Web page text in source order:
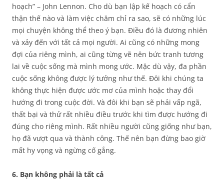
hoạch” – John Lennon. Cho dù bạn lập kế hoạch có cẩn
thận thế nào và làm việc chăm chỉ ra sao, sẽ có những lúc
mọi chuyện không thể theo ý bạn. Điều đó là đương nhiên
và xảy đến với tất cả mọi người. Ai cũng có những mong
đợi của riêng mình, ai cũng từng vẽ nên bức tranh tương
lai về cuộc sống mà mình mong ước. Mặc dù vậy, đa phần
cuộc sống không được lý tưởng như thế. Đôi khi chúng ta
không thực hiện được ước mơ của mình hoặc thay đổi
hướng đi trong cuộc đời. Và đôi khi bạn sẽ phải vấp ngã,
thất bại và thử rất nhiều điều trước khi tìm được hướng đi
đúng cho riêng mình. Rất nhiều người cũng giống như bạn,
họ đã vượt qua và thành công. Thế nên bạn đừng bao giờ
mất hy vọng và ngừng cố gắng.
6. Bạn không phải là tất cả